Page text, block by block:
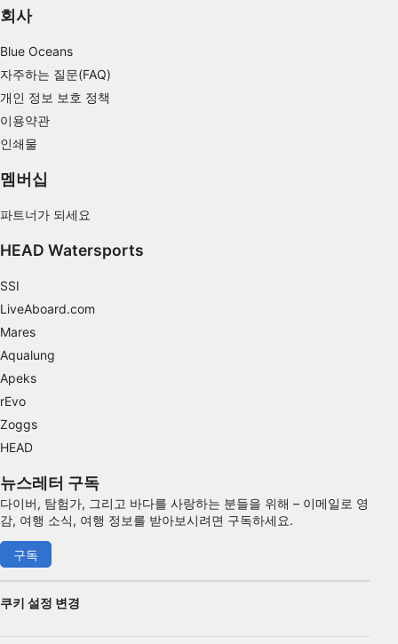
회사
Blue Oceans
자주하는 질문(FAQ)
개인 정보 보호 정책
이용약관
인쇄물
멤버십
파트너가 되세요
HEAD Watersports
SSI
LiveAboard.com
Mares
Aqualung
Apeks
rEvo
Zoggs
HEAD
뉴스레터 구독
다이버, 탐험가, 그리고 바다를 사랑하는 분들을 위해 – 이메일로 영
감, 여행 소식, 여행 정보를 받아보시려면 구독하세요.
구독
쿠키 설정 변경
IAB 특별 기능:
Identify devices based on information
비IAB 처리 목적:
필요한
공연
기능의
광고하는